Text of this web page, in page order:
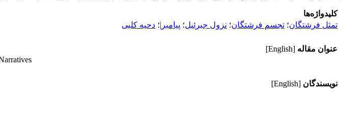
کلیدواژه‌ها
تمثل فرشتگان؛ تجسم فرشتگان؛ نزول جبرئیل؛ پیامبر|؛ دحیه کلبی
عنوان مقاله [English]
نویسندگان [English]